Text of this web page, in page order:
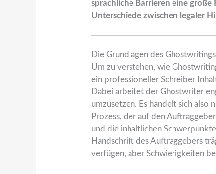
sprachliche Barrieren eine große
Unterschiede zwischen legaler
Die Grundlagen des Ghostwritings
Um zu verstehen, wie
ein professioneller Schreiber
Dabei arbeitet der Ghostwriter
umzusetzen. Es handelt sich also
Prozess, der auf den
und die inhaltlichen
Handschrift des Auftraggebers
verfügen, aber Schwierigkeiten